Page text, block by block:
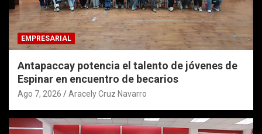
EMPRESARIAL
Antapaccay potencia el talento de jóvenes de
Espinar en encuentro de becarios
Ago 7, 2026 Aracely Cruz Navarro